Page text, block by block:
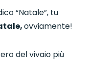
“Natale”, tu
ovviamente!
del vivaio più